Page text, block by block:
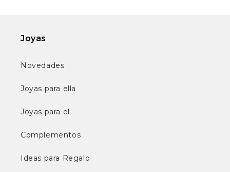
Joyas
Novedades
Joyas para ella
Joyas para el
Complementos
Ideas para Regalo